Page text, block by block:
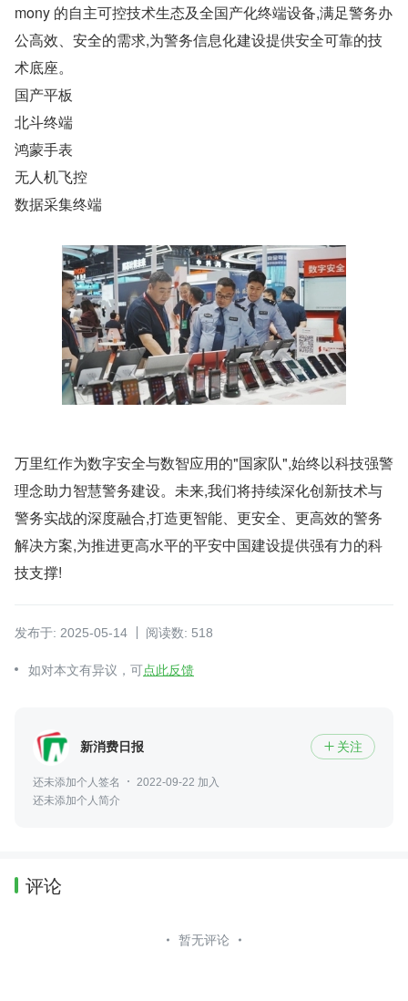
mony 的自主可控技术生态及全国产化终端设备,满足警务办
公高效、安全的需求,为警务信息化建设提供安全可靠的技
术底座。
国产平板
北斗终端
鸿蒙手表
无人机飞控
数据采集终端
万里红作为数字安全与数智应用的"国家队",始终以科技强警
理念助力智慧警务建设。未来,我们将持续深化创新技术与
警务实战的深度融合,打造更智能、更安全、更高效的警务
解决方案,为推进更高水平的平安中国建设提供强有力的科
技支撑!
发布于: 2025-05-14 阅读数: 518
如对本文有异议，可点此反馈
新消费日报  关注
还未添加个人签名
2022-09-22 加入
还未添加个人简介
评论
暂无评论